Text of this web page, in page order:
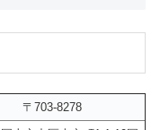
〒703-8278